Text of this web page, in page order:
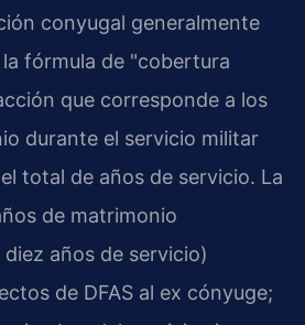
conyugal generalmente
fórmula de "cobertura
que corresponde a los
durante el servicio militar
total de años de servicio. La
de matrimonio
años de servicio)
de DFAS al ex cónyuge;